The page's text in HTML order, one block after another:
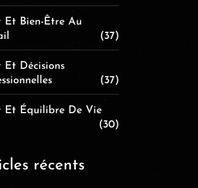
Et Bien-Être Au
(37)
Et Décisions
(37)
Et Équilibre De Vie
(30)
récents